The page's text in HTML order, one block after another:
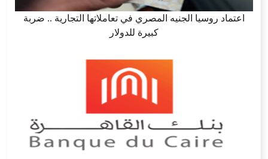
اعتماد روسيا الجنيه المصري في تعاملاتها التجارية .. ضربة
كبيرة للدولار